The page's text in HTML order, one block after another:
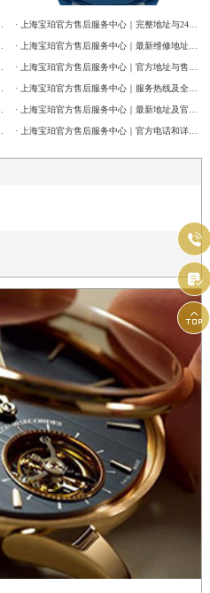


